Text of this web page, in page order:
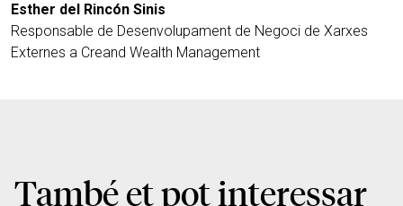
Esther del Rincón Sinis
Responsable de Desenvolupament de Negoci de Xarxes
Externes a Creand Wealth Management
També et pot interessar